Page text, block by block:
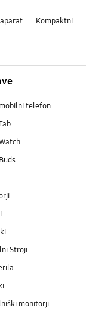
Kompaktni
telefon
Stroji
monitorji